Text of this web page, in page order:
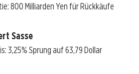
800 Milliarden Yen für Rückkäufe
Sasse
3,25% Sprung auf 63,79 Dollar